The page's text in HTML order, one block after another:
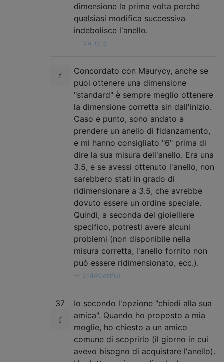
dimensione la prima volta perché
qualsiasi modifica successiva
indebolisce l'anello.
Maurycy,
Concordato con Maurycy, anche se
puoi ottenere una dimensione
"standard" è sempre meglio ottenere
la dimensione corretta sin dall'inizio.
Caso e punto, sono andato a
prendere un anello di fidanzamento,
e mi hanno consigliato "6" prima di
dire la sua misura dell'anello. Era una
3.5, e se avessi ottenuto l'anello, non
sarebbero stati in grado di
ridimensionare a 3.5, che avrebbe
dovuto essere un ordine speciale.
Quindi, a seconda del gioielliere
specifico, potresti avere alcuni
problemi (non disponibile nella
misura corretta, l'anello fornito non
può essere ridimensionato, ecc.).
Sh4d0wsPlyr
37
Io secondo l'opzione "chiedi alla sua
amica". Quando ho proposto a mia
moglie, ho chiesto a un amico
comune di scoprirlo (il giorno in cui
avevo bisogno di acquistare l'anello).